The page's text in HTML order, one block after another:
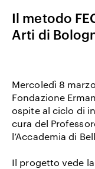
COGNOME
Il metodo
Arti di
Mercoledì 8 marzo
Fondazione
ospite al ciclo di
cura del
l’Accademia di
Il progetto vede